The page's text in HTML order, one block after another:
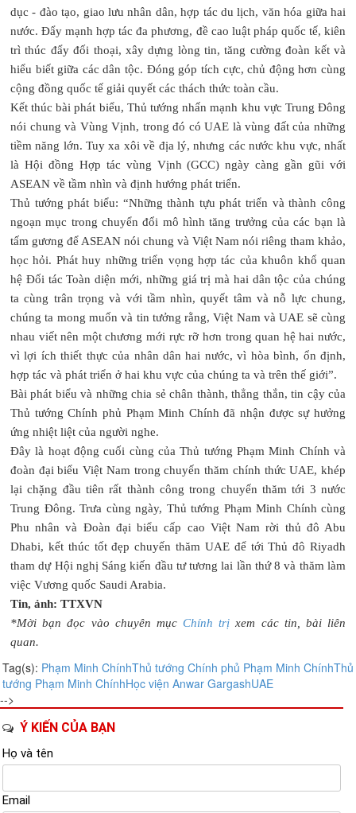
dục - đào tạo, giao lưu nhân dân, hợp tác du lịch, văn hóa giữa hai
nước. Đẩy mạnh hợp tác đa phương, đề cao luật pháp quốc tế, kiên
trì thúc đẩy đối thoại, xây dựng lòng tin, tăng cường đoàn kết và
hiểu biết giữa các dân tộc. Đóng góp tích cực, chủ động hơn cùng
cộng đồng quốc tế giải quyết các thách thức toàn cầu.
Kết thúc bài phát biểu, Thủ tướng nhấn mạnh khu vực Trung Đông
nói chung và Vùng Vịnh, trong đó có UAE là vùng đất của những
tiềm năng lớn. Tuy xa xôi về địa lý, nhưng các nước khu vực, nhất
là Hội đồng Hợp tác vùng Vịnh (GCC) ngày càng gần gũi với
ASEAN về tầm nhìn và định hướng phát triển.
Thủ tướng phát biểu: “Những thành tựu phát triển và thành công
ngoạn mục trong chuyển đổi mô hình tăng trưởng của các bạn là
tấm gương để ASEAN nói chung và Việt Nam nói riêng tham khảo,
học hỏi. Phát huy những triển vọng hợp tác của khuôn khổ quan
hệ Đối tác Toàn diện mới, những giá trị mà hai dân tộc của chúng
ta cùng trân trọng và với tầm nhìn, quyết tâm và nỗ lực chung,
chúng ta mong muốn và tin tưởng rằng, Việt Nam và UAE sẽ cùng
nhau viết nên một chương mới rực rỡ hơn trong quan hệ hai nước,
vì lợi ích thiết thực của nhân dân hai nước, vì hòa bình, ổn định,
hợp tác và phát triển ở hai khu vực của chúng ta và trên thế giới”.
Bài phát biểu và những chia sẻ chân thành, thẳng thắn, tin cậy của
Thủ tướng Chính phủ Phạm Minh Chính đã nhận được sự hưởng
ứng nhiệt liệt của người nghe.
Đây là hoạt động cuối cùng của Thủ tướng Phạm Minh Chính và
đoàn đại biểu Việt Nam trong chuyến thăm chính thức UAE, khép
lại chặng đầu tiên rất thành công trong chuyến thăm tới 3 nước
Trung Đông. Trưa cùng ngày, Thủ tướng Phạm Minh Chính cùng
Phu nhân và Đoàn đại biểu cấp cao Việt Nam rời thủ đô Abu
Dhabi, kết thúc tốt đẹp chuyến thăm UAE để tới Thủ đô Riyadh
tham dự Hội nghị Sáng kiến đầu tư tương lai lần thứ 8 và thăm làm
việc Vương quốc Saudi Arabia.
Tin, ảnh: TTXVN
*Mời bạn đọc vào chuyên mục Chính trị xem các tin, bài liên
quan.
Tag(s): Phạm Minh ChínhThủ tướng Chính phủ Phạm Minh ChínhThủ
tướng Phạm Minh ChínhHọc viện Anwar GargashUAE
-->
Ý KIẾN CỦA BẠN
Họ và tên
Email